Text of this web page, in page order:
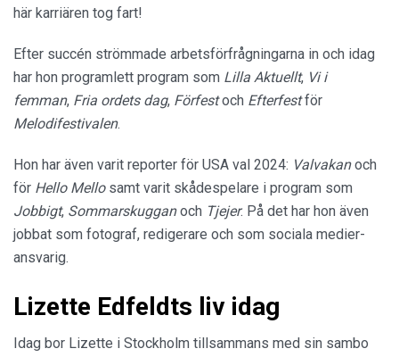
här karriären tog fart!
Efter succén strömmade arbetsförfrågningarna in och idag
har hon programlett program som Lilla Aktuellt, Vi i
femman, Fria ordets dag, Förfestoch Efterfestför
Melodifestivalen.
Hon har även varit reporter för USA val 2024: Valvakanoch
för Hello Mello samt varit skådespelare i program som
Jobbigt, Sommarskugganoch Tjejer. På det har hon även
jobbat som fotograf, redigerare och som sociala medier-
ansvarig.
Lizette Edfeldts liv idag
Idag bor Lizette i Stockholm tillsammans med sin sambo